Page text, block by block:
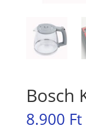
Bosch
8.900 Ft